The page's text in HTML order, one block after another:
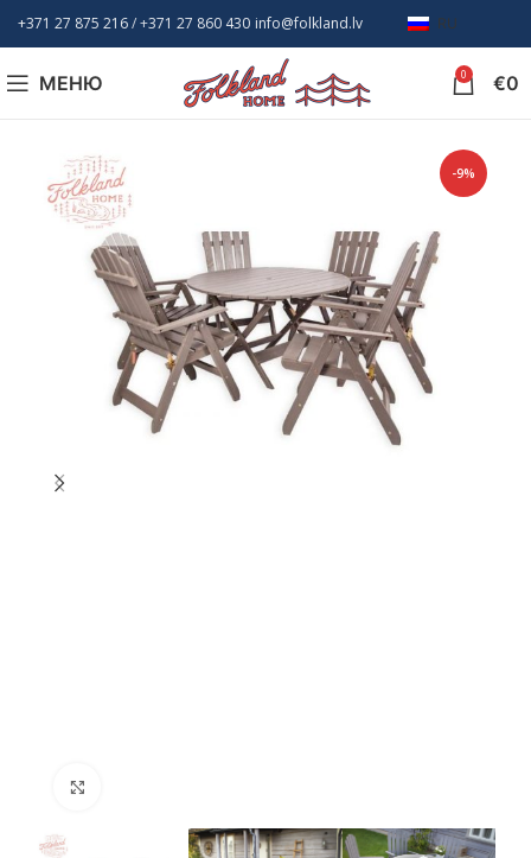
+371 27 875 216/ +371 27 860 430 info@folkland.lv RU
МЕНЮ 0 €0
-9%